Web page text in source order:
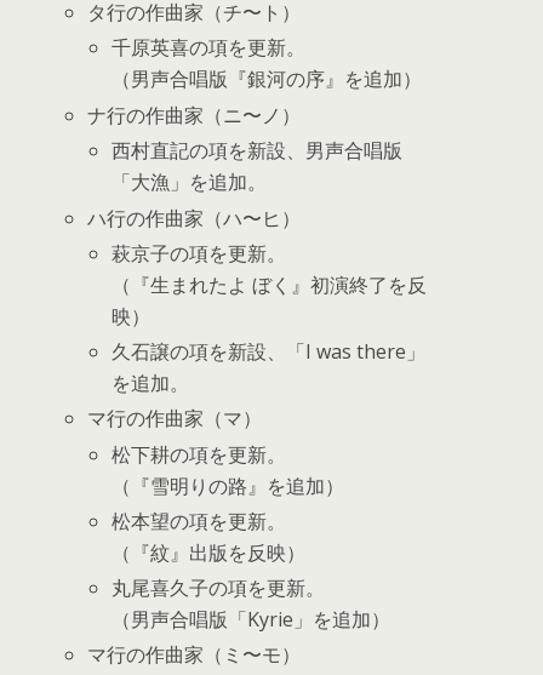
タ行の作曲家（チ〜ト）
千原英喜の項を更新。
（男声合唱版『銀河の序』を追加）
ナ行の作曲家（ニ〜ノ）
西村直記の項を新設、男声合唱版
「大漁」を追加。
ハ行の作曲家（ハ〜ヒ）
萩京子の項を更新。
（『生まれたよ ぼく』初演終了を反
映）
久石譲の項を新設、「I was there」
を追加。
マ行の作曲家（マ）
松下耕の項を更新。
（『雪明りの路』を追加）
松本望の項を更新。
（『紋』出版を反映）
丸尾喜久子の項を更新。
（男声合唱版「Kyrie」を追加）
マ行の作曲家（ミ〜モ）